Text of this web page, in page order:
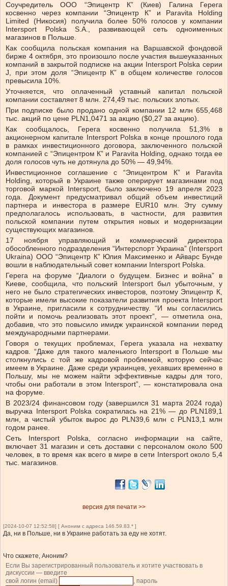
Соучредитель ООО “Эпицентр К” (Киев) Галина Герега
косвенно через компании “Эпицентр К” и Paravita Holding
Limited (Никосия) получила более 50% голосов у компании
Intersport Polska S.A., развивающей сеть одноименных
магазинов в Польше.
Как сообщила польская компания на Варшавской фондовой
бирже 4 октября, это произошло после участия вышеуказанных
компаний в закрытой подписке на акции Intersport Polska серии
J, при этом доля “Эпицентр К” в общем количестве голосов
превысила 10%.
Уточняется, что оплаченный уставный капитал польской
компании составляет 8 млн. 274,49 тыс. польских злотых.
При подписке было продано одной компании 12 млн 655,468
тыс. акций по цене PLN1,0471 за акцию ($0,27 за акцию).
Как сообщалось, Герега косвенно получила 51,3% в
акционерном капитале Intersport Polska в конце прошлого года
в рамках инвестиционного договора, заключенного польской
компанией с “Эпицентром К” и Paravita Holding, однако тогда ее
доля голосов чуть не дотянула до 50% — 49,94%.
Инвестиционное соглашение с “Эпицентром К” и Paravita
Holding, который в Украине также оперирует магазинами под
торговой маркой Intersport, было заключено 19 апреля 2023
года. Документ предусматривал общий объем инвестиций
партнера и инвестора в размере EUR10 млн. Эту сумму
предполагалось использовать, в частности, для развития
польской компании путем открытия новых и модернизации
существующих магазинов.
17 ноября управляющий и коммерческий директора
обособленного подразделения “Интерспорт Украина” (Intersport
Ukraina) ООО “Эпицентр К” Юлия Максименко и Айварс Бунде
вошли в наблюдательный совет компании Intersport Polska.
Герега на форуме “Диалоги о будущем. Бизнес и война” в
Киеве, сообщила, что польский Intersport был убыточным, у
него не было стратегических инвесторов, поэтому Эпицентр К,
которые имели высокие показатели развития проекта Intersport
в Украине, пригласили к сотрудничеству. “И мы согласились
пойти и помочь реализовать этот проект”, — отметила она,
добавив, что это повысило имидж украинской компании перед
международными партнерами.
Говоря о текущих проблемах, Герега указала на нехватку
кадров. “Даже для такого маленького Intersport в Польше мы
столкнулись с той же кадровой проблемой, которую сейчас
имеем в Украине. Даже среди украинцев, уехавших временно в
Польшу, мы не можем найти эффективные кадры для того,
чтобы они работали в этом Intersport”, — констатировала она
на форуме.
В 2023/24 финансовом году (завершился 31 марта 2024 года)
выручка Intersport Polska сократилась на 21% — до PLN189,1
млн, а чистый убыток вырос до PLN39,6 млн с PLN13,1 млн
годом ранее.
Сеть Intersport Polska, согласно информации на сайте,
включает 31 магазин и сеть доставки с персоналом около 500
человек, в то время как всего в мире в сети Intersport около 5,4
тыс. магазинов.
версия для печати >>
[2024-10-07 12:52:58] [ Аноним с адреса 146.59.83.* ]
Да, ни в Польше, ни в Украине работать за еду не хотят.
Что скажете, Аноним?
Если Вы зарегистрированный пользователь и хотите участвовать в
дискуссии — введите
свой логин (email)
, пароль